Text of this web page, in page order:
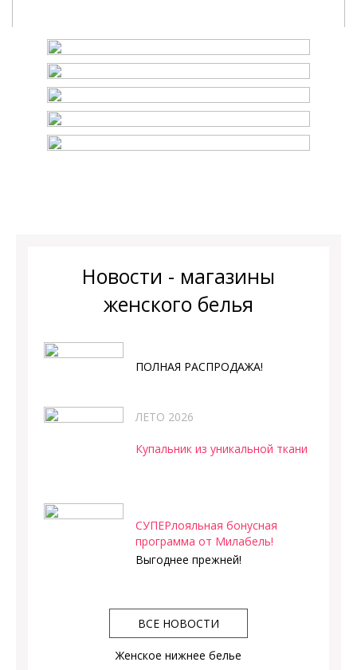
Новости - магазины
женского белья
ПОЛНАЯ РАСПРОДАЖА!
ЛЕТО 2026
Купальник из уникальной ткани
СУПЕРлояльная бонусная
программа от Милабель!
Выгоднее прежней!
ВСЕ НОВОСТИ
Женское нижнее белье